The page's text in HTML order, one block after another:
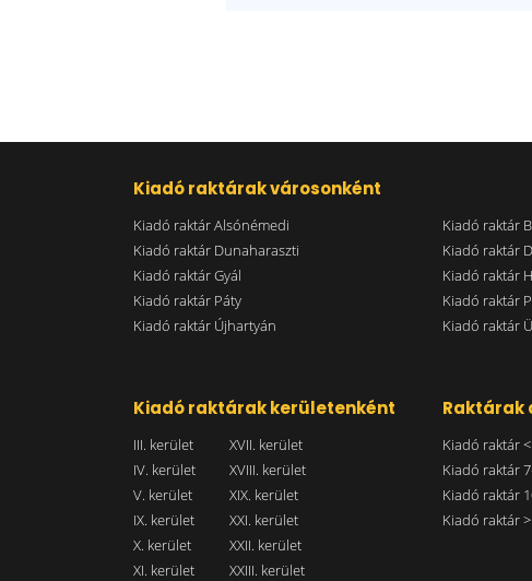
Kiadó raktárak városonként
Kiadó raktár Alsónémedi Kiadó raktár
Kiadó raktár Dunaharaszti
Kiadó raktár
Kiadó raktár Gyál
Kiadó raktár
Kiadó raktár Páty
Kiadó raktár
Kiadó raktár Újhartyán
Kiadó raktár
Kiadó raktárak kerületenként
III. kerület
IV. kerület
V. kerület
IX. kerület
X. kerület
XI. kerület
XVII. kerület
XVIII. kerület
XIX. kerület
XXI. kerület
XXII. kerület
XXIII. kerület
Raktárak
Kiadó raktár <
Kiadó raktár
Kiadó raktár
Kiadó raktár >